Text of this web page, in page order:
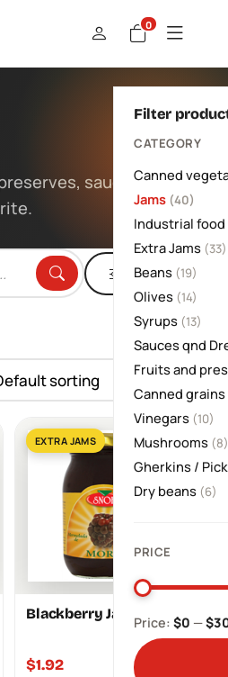
0
sauces and
Filters
Filter
CATEGORY
Canned
Jams (40)
Industrial
Extra Jams (33)
Beans (19)
Olives (14)
Syrups (13)
Sauces qnd
Fruits and
Canned grains
Vinegars (10)
Mushrooms (8)
Gherkins /
Dry beans (6)
PRICE
Price: $0 —
EXTRA JAMS
Blackberry Jam 290g
$1.92